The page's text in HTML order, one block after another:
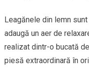
Leagănele din lemn
adaugă un aer de
realizat dintr-o bucată
piesă extraordinară în